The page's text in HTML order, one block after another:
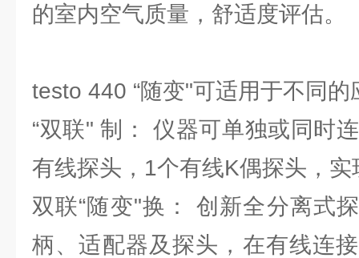
的室内空气质量，舒适度评估。
testo 440 “随变"可适用于不同的
“双联" 制： 仪器可单独或同时
有线探头，1个有线K偶探头，
双联“随变"换： 创新全分离式
柄、适配器及探头，在有线连